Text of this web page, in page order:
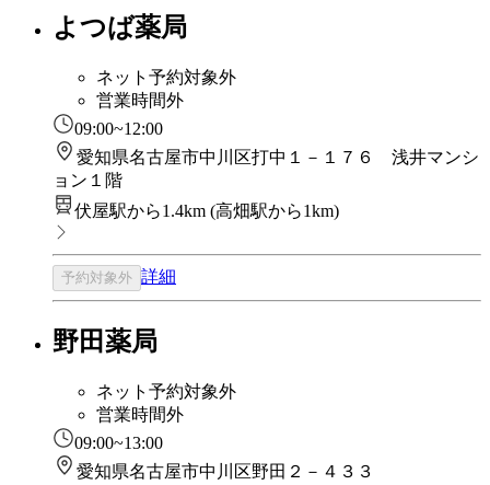
よつば薬局
ネット予約対象外
営業時間外
09:00~12:00
愛知県名古屋市中川区打中１－１７６ 浅井マンシ
ョン１階
伏屋駅から1.4km (高畑駅から1km)
予約対象外 詳細
野田薬局
ネット予約対象外
営業時間外
09:00~13:00
愛知県名古屋市中川区野田２－４３３